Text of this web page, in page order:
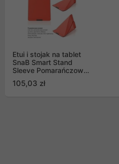
Etui i stojak na tablet
SnaB Smart Stand
Sleeve Pomarańczowa
105,03 zł